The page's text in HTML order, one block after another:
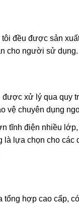
tôi đều được sản
cho người sử dụng.
xử lý qua quy
vệ chuyên dụng
tĩnh điện nhiều
là lựa chọn cho các
tổng hợp cao cấp,